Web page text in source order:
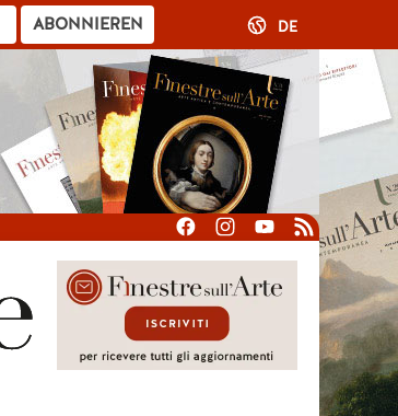
ABONNIEREN DE